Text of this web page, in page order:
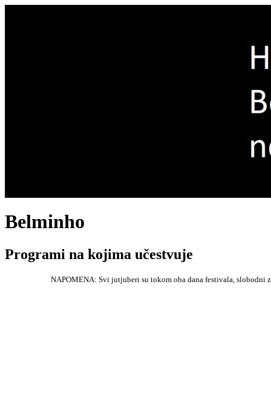
Belminho
Programi na kojima učestvuje
NAPOMENA: Svi jutjuberi su tokom oba dana festivala, slobodni